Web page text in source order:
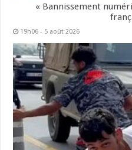
« Bannissement
19h06 - 5 août 2026